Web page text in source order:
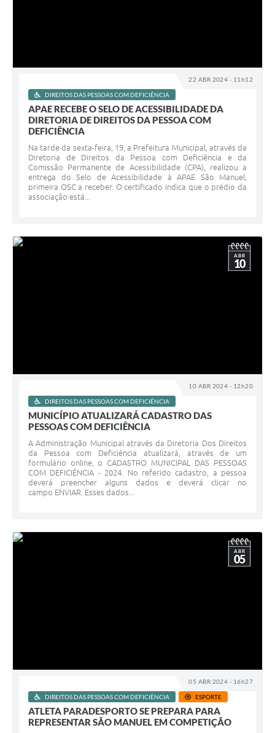
22 ABR 2024 - 11h12
DIREITOS DAS PESSOAS COM DEFICIÊNCIA
APAE RECEBE O SELO DE ACESSIBILIDADE DA
DIRETORIA DE DIREITOS DA PESSOA COM
DEFICIÊNCIA
Na tarde da sexta-feira, 19, a Prefeitura Municipal, através da
Diretoria de Direitos da Pessoa com Deficiência e da
Comissão Permanente de Acessibilidade (CPA), realizou a
entrega do Selo de Acessibilidade à APAE São Manuel,
primeira OSC a receber. O certificado indica que o prédio da
associação está...
10 ABR 2024 - 12h20
ABR
10
DIREITOS DAS PESSOAS COM DEFICIÊNCIA
MUNICÍPIO ATUALIZARÁ CADASTRO DAS
PESSOAS COM DEFICIÊNCIA
A Administração Municipal através da Diretoria Dos Direitos
da Pessoa com Deficiência atualizará, através de um
formulário online, o CADASTRO MUNICIPAL DAS PESSOAS
COM DEFICIÊNCIA - 2024. No referido cadastro, a pessoa
deverá preencher alguns dados e deverá clicar no
campo ENVIAR. Esses dados...
05 ABR 2024 - 16h27
ABR
05
DIREITOS DAS PESSOAS COM DEFICIÊNCIA ESPORTE
ATLETA PARADESPORTO SE PREPARA PARA
REPRESENTAR SÃO MANUEL EM COMPETIÇÃO